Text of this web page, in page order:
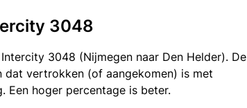
3048
3048 (Nijmegen naar Den Helder). De
dat vertrokken (of aangekomen) is met
Een hoger percentage is beter.